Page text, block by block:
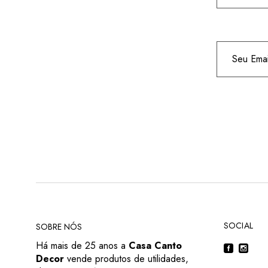
SOBRE NÓS
Há mais de 25 anos a Casa Canto
Decor vende produtos de utilidades,
SOCIAL